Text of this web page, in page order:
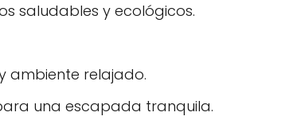
saludables y ecológicos.
ambiente relajado.
una escapada tranquila.